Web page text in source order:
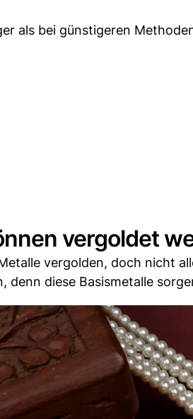
als bei günstigeren
vergoldet
vergolden, doch nicht
denn diese Basismetalle